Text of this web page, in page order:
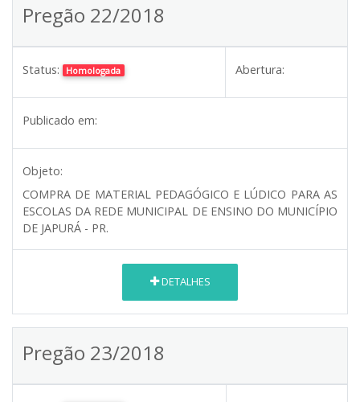
Pregão 22/2018
Status: Homologada Abertura:
Publicado em:
Objeto:
COMPRA DE MATERIAL PEDAGÓGICO E LÚDICO PARA AS
ESCOLAS DA REDE MUNICIPAL DE ENSINO DO MUNICÍPIO
DE JAPURÁ - PR.
DETALHES
Pregão 23/2018